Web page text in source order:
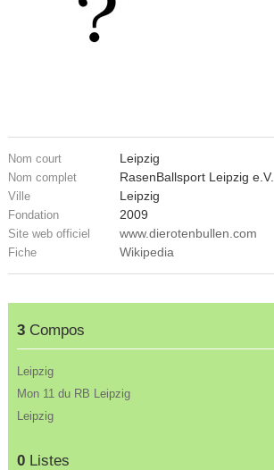
Nom court Leipzig
Nom complet RasenBallsport Leipzig e.V.
Ville Leipzig
Fondation 2009
Site web officiel www.dierotenbullen.com
Fiche Wikipedia
3Compos
Leipzig
Mon 11 du RB Leipzig
Leipzig
0Listes